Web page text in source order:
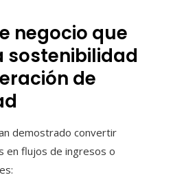
negocio que
sostenibilidad
de
demostrado convertir
en flujos de ingresos o